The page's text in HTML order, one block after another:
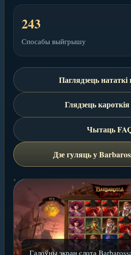
243
Спосабы выйгрышу
Паглядзець
Глядзець
Чытаць
Дзе гуляць у
Галоўны экран слота